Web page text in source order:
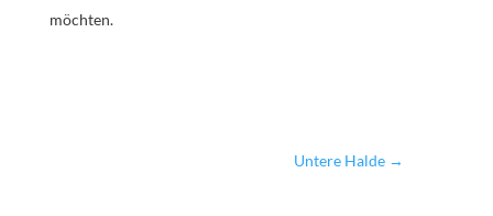
möchten.
Untere Halde →